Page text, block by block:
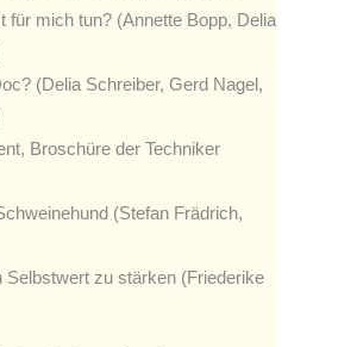
für mich tun? (Annette Bopp, Delia
(Delia Schreiber, Gerd Nagel,
Broschüre der Techniker
(Stefan Frädrich,
Selbstwert zu stärken (Friederike